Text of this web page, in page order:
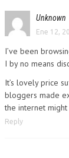
Unknown
Ene 12,
I’ve been
I by no means
It’s lovely price
bloggers made
the internet
Reply